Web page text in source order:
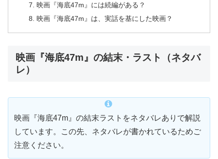
映画『海底47m』には続編がある？
映画『海底47m』は、実話を基にした映画？
映画『海底47m』の結末・ラスト（ネタバ
レ）
映画『海底47m』の結末ラストをネタバレありで解説
しています。この先、ネタバレが書かれているためご
注意ください。